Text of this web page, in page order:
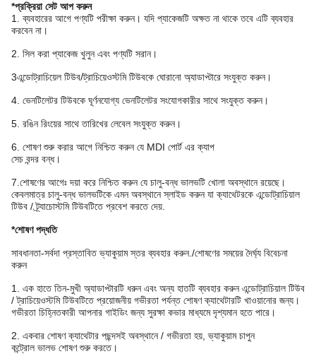
*প্রক্রিয়া সেট আপ করুন
1. ব্যবহারের আগে পণ্যটি পরীক্ষা করুন। যদি প্যাকেজটি অক্ষত না থাকে তবে এটি ব্যবহার
করবেন না।
2. সিল করা প্যাকেজ খুলুন এবং পণ্যটি সরান।
3এন্ডোট্রাচিয়েল টিউব/ট্রাচিয়েওস্টমি টিউবকে ঘোরানো অ্যাডাপ্টারে সংযুক্ত করুন।
4. ভেনটিলেটর টিউবকে ঘূর্ণনযোগ্য ভেনটিলেটর সংযোগকারীর সাথে সংযুক্ত করুন।
5. রঙিন রিংয়ের সাথে তারিখের লেবেল সংযুক্ত করুন।
6. শোষণ শুরু করার আগে নিশ্চিত করুন যে MDI পোর্ট এর ক্যাপ
সেচ বন্দর বন্ধ।
7.শোষণের আগেঃ দয়া করে নিশ্চিত করুন যে চালু-বন্ধ ভালভটি খোলা অবস্থানে রয়েছে।
কেবলমাত্র চালু-বন্ধ ভালভটিকে এমন অবস্থানে স্লাইড করুন যা ক্যাথেটরকে এন্ডোট্রাচিয়াল
টিউব / ট্র্যাচোস্টমি টিউবটিতে প্রবেশ করতে দেয়.
*শোষণ পদ্ধতি
সাবধানতা-সর্বদা প্রস্তাবিত ভ্যাকুয়াম স্তর ব্যবহার করুন./শোষণের সময়ের দৈর্ঘ্য বিবেচনা
করুন
1. এক হাতে তিন-মুখী অ্যাডাপ্টারটি ধরুন এবং অন্য হাতটি ব্যবহার করুন এন্ডোট্রাচিয়াল টিউব
/ ট্রাচিয়েওস্টমি টিউবটিতে প্রয়োজনীয় গভীরতা পর্যন্ত শোষণ ক্যাথেটারটি খাওয়ানোর জন্য।
গভীরতা চিহ্নিতকারী আপনার গাইডিং জন্য সুরক্ষা কভার মাধ্যমে দৃশ্যমান হতে পারে।
2. একবার শোষণ ক্যাথেটার পছন্দসই অবস্থানে / গভীরতা হয়, ভ্যাকুয়াম চাপুন
কন্ট্রোল ভালভ শোষণ শুরু করতে।